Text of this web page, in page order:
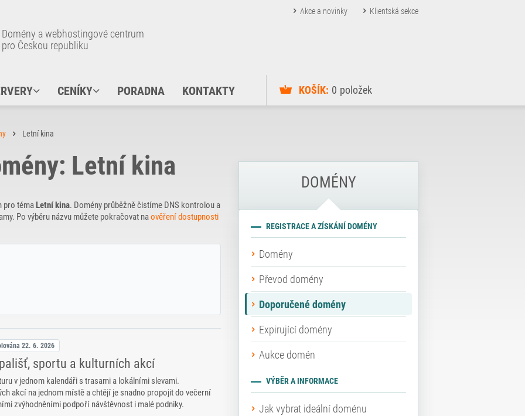
Domény a webhostingové centrum
pro Českou republiku
CENÍKY PORADNA KONTAKTY KOŠÍK: 0 položek
Akce a novinky Klientská sekce
Letní kina
Letní kina
pro téma Letní kina. Domény průběžně čistíme DNS kontrolou a
Po výběru názvu můžete pokračovat naověření dostupnosti
22. 6. 2026
sportu a kulturních akcí
v jednom kalendáři s trasami a lokálními slevami.
akcí na jednom místě a chtějí je snadno propojit do večerní
zvýhodněními podpoří návštěvnost i malé podniky.
DOMÉNY
REGISTRACE A ZÍSKÁNÍ DOMÉNY
Domény
Převod domény
Doporučené domény
Expirující domény
Aukce domén
VÝBĚR A INFORMACE
Jak vybrat ideální doménu